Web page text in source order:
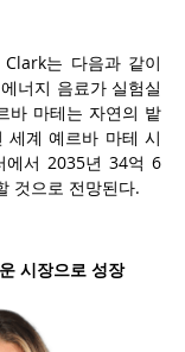
는 다음과 같이
너지 음료가 실험실
바 마테는 자연의 밭
세계 예르바 마테 시
에서 2035년 34억 6
것으로 전망된다.
시장으로 성장